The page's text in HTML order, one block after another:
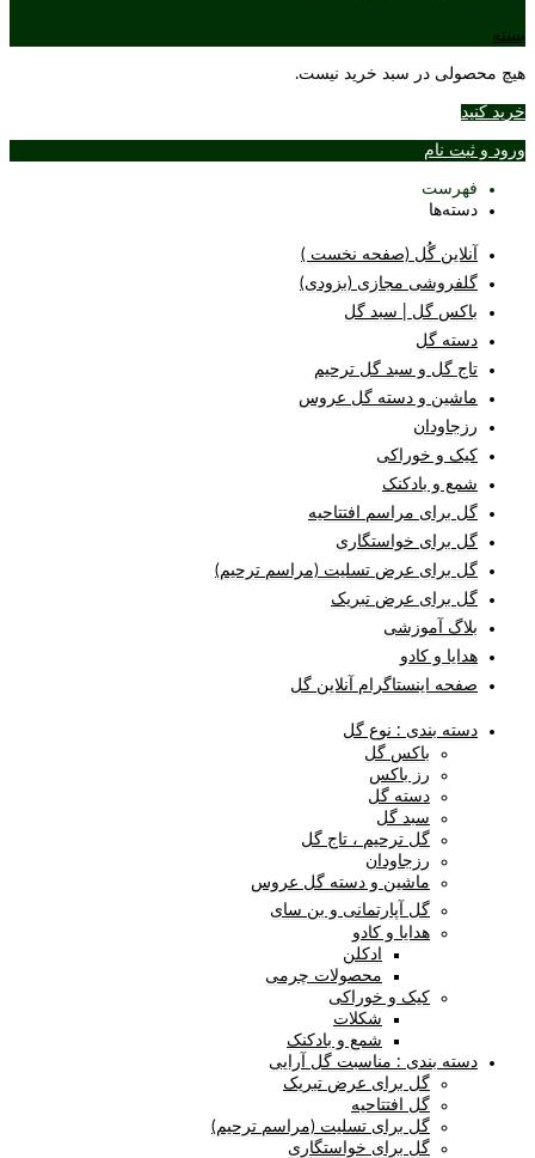
بسته
هیچ محصولی در سبد خرید نیست.
خرید کنید
ورود و ثبت نام
فهرست
دسته‌ها
آنلاین گُل (صفحه نخست )
گلفروشی مجازی (بزودی)
باکس گل | سبد گل
دسته گل
تاج گل و سبد گل ترحیم
ماشین و دسته گل عروس
رزجاودان
کیک و خوراکی
شمع و بادکنک
گل برای مراسم افتتاحیه
گل برای خواستگاری
گل برای عرض تسلیت (مراسم ترحیم)
گل برای عرض تبریک
بلاگ آموزشی
هدایا و کادو
صفحه اینستاگرام آنلاین گل
دسته بندی : نوع گل
باکس گل
رز باکس
دسته گل
سبد گل
گل ترحیم ، تاج گل
رزجاودان
ماشین و دسته گل عروس
گل آپارتمانی و بن سای
هدایا و کادو
ادکلن
محصولات چرمی
کیک و خوراکی
شکلات
شمع و بادکنک
دسته بندی : مناسبت گل آرایی
گل برای عرض تبریک
گل افتتاحیه
گل برای تسلیت (مراسم ترحیم)
گل برای خواستگاری